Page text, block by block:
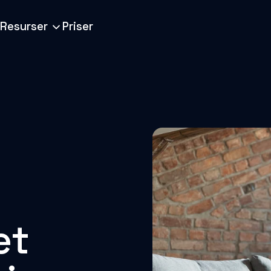
Resurser Priser